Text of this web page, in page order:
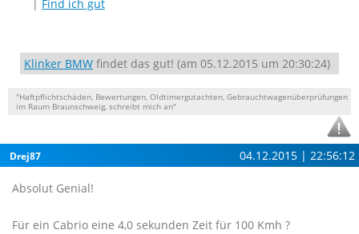
| Find ich gut
Klinker BMW findet das gut! (am 05.12.2015 um 20:30:24)
"Haftpflichtschäden, Bewertungen, Oldtimergutachten, Gebrauchtwagenüberprüfungen
im Raum Braunschweig, schreibt mich an"
Drej87 04.12.2015 | 22:56:12
Absolut Genial!
Für ein Cabrio eine 4,0 sekunden Zeit für 100 Kmh ?